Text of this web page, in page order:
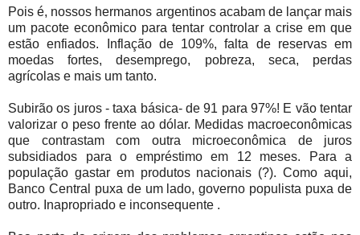
Pois é, nossos hermanos argentinos acabam de lançar mais
um pacote econômico para tentar controlar a crise em que
estão enfiados. Inflação de 109%, falta de reservas em
moedas fortes, desemprego, pobreza, seca, perdas
agrícolas e mais um tanto.
Subirão os juros - taxa básica- de 91 para 97%! E vão tentar
valorizar o peso frente ao dólar. Medidas macroeconômicas
que contrastam com outra microeconômica de juros
subsidiados para o empréstimo em 12 meses. Para a
população gastar em produtos nacionais (?). Como aqui,
Banco Central puxa de um lado, governo populista puxa de
outro. Inapropriado e inconsequente .